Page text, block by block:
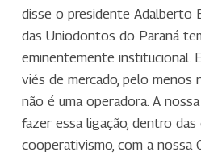
disse o presidente Adalberto
das Uniodontos do Paraná
eminentemente institucional.
viés de mercado, pelo menos
não é uma operadora. A
fazer essa ligação, dentro
cooperativismo, com a nossa